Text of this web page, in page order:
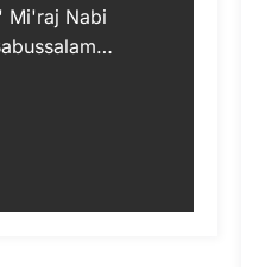
Mi'raj Nabi